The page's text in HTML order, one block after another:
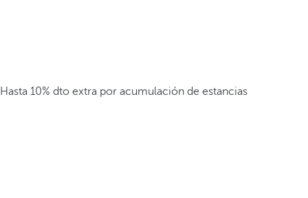
Hasta 10% dto extra por acumulación de estancias